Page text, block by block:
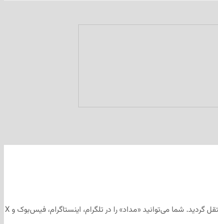
این مطلب برای رسانه‌های اجتماعی «مداد» تهیه و ابتدا در کانال تلگرامی «مداد» به آدرس منتشر شد و سپس جهت آرشیو به وب‌سایت «مداد» منتقل گردید. شما می‌توانید «مداد» را در تلگرام، اینستاگرام، فیس‌بوک و X